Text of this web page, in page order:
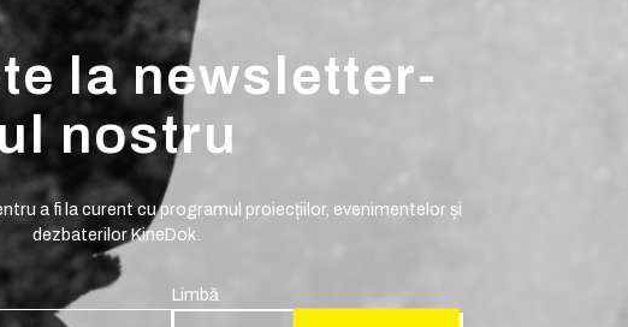
la newsletter-
nostru
a fi la curent cu programul proiecțiilor, evenimentelor și
dezbaterilor KineDok.
Limbă